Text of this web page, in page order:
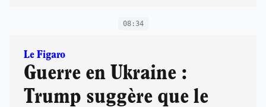
08:34
Le Figaro
Guerre en Ukraine :
Trump suggère que le